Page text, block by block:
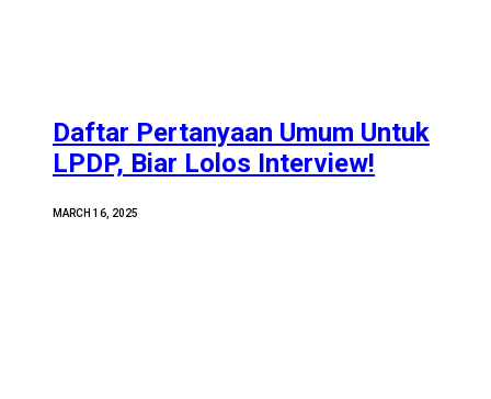
Daftar Pertanyaan Umum Untuk
LPDP, Biar Lolos Interview!
MARCH 16, 2025